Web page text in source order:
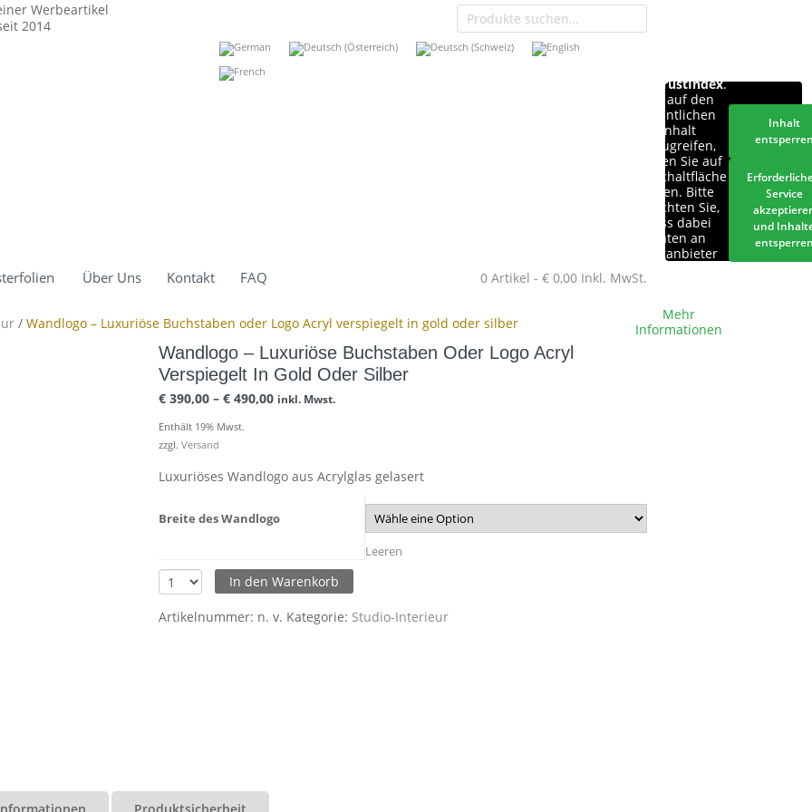
TrustIndex.
Um auf den
eigentlichen
Inhalt
zuzugreifen,
klicken Sie auf
die Schaltfläche
unten. Bitte
beachten Sie,
dass dabei
Daten an
Drittanbieter
Mehr
Informationen
Inhalt
Service
und
Werbeartikel
2014
Über Uns Kontakt FAQ 0 Artikel - € 0,00 Inkl. MwSt.
/ Wandlogo – Luxuriöse Buchstaben oder Logo Acryl verspiegelt in gold oder silber
Wandlogo – Luxuriöse Buchstaben Oder Logo Acryl
Verspiegelt In Gold Oder Silber
€ 390,00 – € 490,00 inkl. Mwst.
Enthält 19% Mwst.
zzgl. Versand
Luxuriöses Wandlogo aus Acrylglas gelasert
Breite des Wandlogo
Leeren
In den Warenkorb
Artikelnummer: n. v. Kategorie: Studio-Interieur